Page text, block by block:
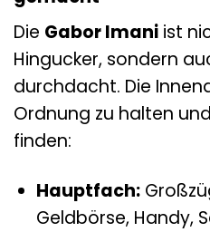
Die Gabor Imani ist
Hingucker, sondern
durchdacht. Die
Ordnung zu halten
finden:
Hauptfach:
Geldbörse, Handy,